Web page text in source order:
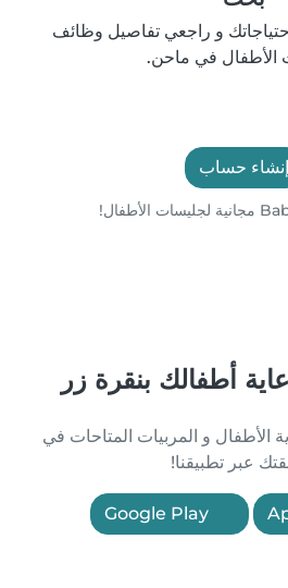
و راجعي تفاصيل وظائف
الأطفال في ماحن.
إنشاء حساب
أطفالك بنقرة زر
و المربيات المتاحات في
عبر تطبيقنا!